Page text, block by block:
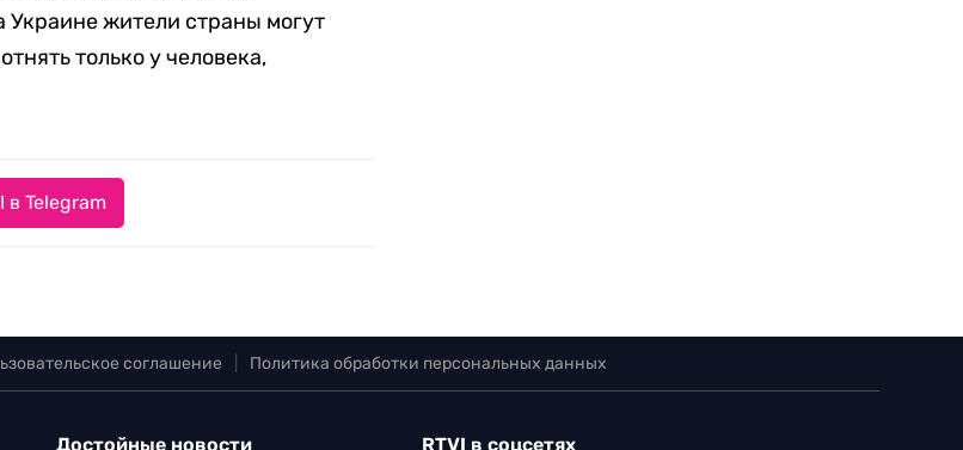
жители страны могут
только у человека,
в Telegram
соглашение Политика обработки персональных данных
Достойные новости RTVI в соцсетях